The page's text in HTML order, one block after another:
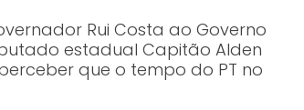
Rui Costa ao Governo
estadual Capitão Alden
que o tempo do PT no